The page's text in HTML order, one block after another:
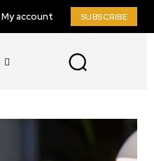
My account SUBSCRIBE